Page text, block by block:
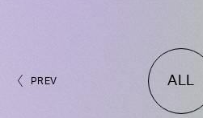
PREV ALL